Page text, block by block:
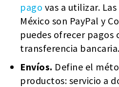
pago vas a utilizar.
México son PayPal y
puedes ofrecer pagos
transferencia bancaria.
Envíos. Define el
productos: servicio a